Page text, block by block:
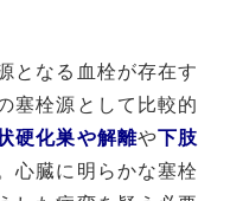
となる血栓が存在す
塞栓源として比較的
硬化巣や解離や下肢
心臓に明らかな塞栓